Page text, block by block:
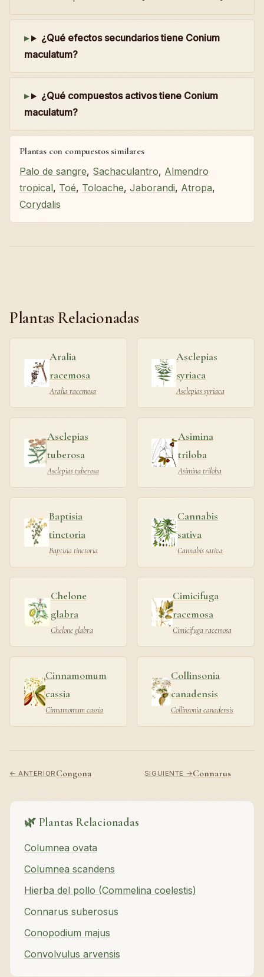
¿Qué efectos secundarios tiene Conium
maculatum?
¿Qué compuestos activos tiene Conium
maculatum?
Plantas con compuestos similares
Palo de sangre, Sachaculantro, Almendro
tropical, Toé, Toloache, Jaborandi, Atropa,
Corydalis
Plantas Relacionadas
Aralia
racemosa
Aralia racemosa
Asclepias
syriaca
Asclepias syriaca
Asclepias
tuberosa
Asclepias tuberosa
Asimina
triloba
Asimina triloba
Baptisia
tinctoria
Baptisia tinctoria
Cannabis
sativa
Cannabis sativa
Chelone
glabra
Chelone glabra
Cimicifuga
racemosa
Cimicifuga racemosa
Cinnamomum
cassia
Cinnamomum cassia
Collinsonia
canadensis
Collinsonia canadensis
← ANTERIORCongona SIGUIENTE →Connarus
🌿 Plantas Relacionadas
Columnea ovata
Columnea scandens
Hierba del pollo (Commelina coelestis)
Connarus suberosus
Conopodium majus
Convolvulus arvensis